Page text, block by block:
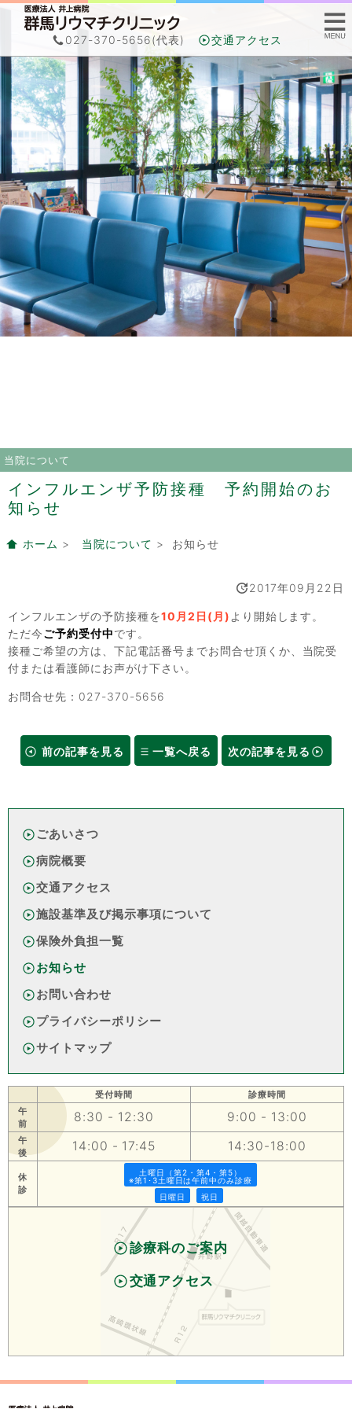
027-370-5656(代表) 交通アクセス
インフルエンザ予防接種 予約開始のお
知らせ
当院について
ホーム > 当院について > お知らせ
2017年09月22日
インフルエンザの予防接種を10月2日(月) より開始します。
ただ今ご予約受付中です。
接種ご希望の方は、下記電話番号までお問合せ頂くか、当院受
付または看護師にお声がけ下さい。
お問合せ先：027-370-5656
前の記事を見る 一覧へ戻る 次の記事を見る
ごあいさつ
病院概要
交通アクセス
施設基準及び掲示事項について
保険外負担一覧
お知らせ
お問い合わせ
プライバシーポリシー
サイトマップ
受付時間
診療時間
午
前
8:30 - 12:30 9:00 - 13:00
午
後
14:00 - 17:45 14:30-18:00
休
診
土曜日（第2・第4・第5）
※第1･3土曜日は午前中のみ診療
日曜日
祝日
診療科のご案内
交通アクセス